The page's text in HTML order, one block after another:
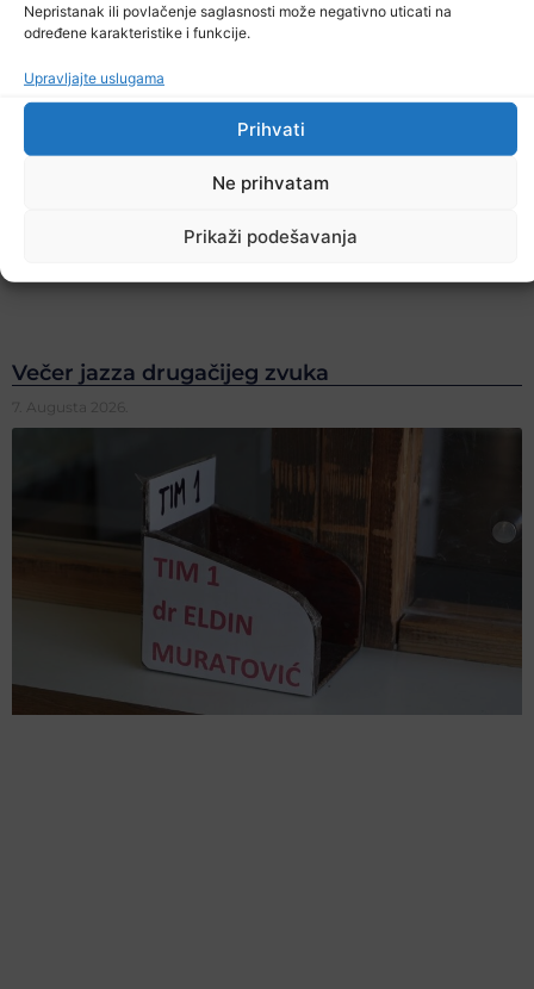
Nepristanak ili povlačenje saglasnosti može negativno uticati na
određene karakteristike i funkcije.
Upravljajte uslugama
Prihvati
Ne prihvatam
Prikaži podešavanja
Večer jazza drugačijeg zvuka
7. Augusta 2026.